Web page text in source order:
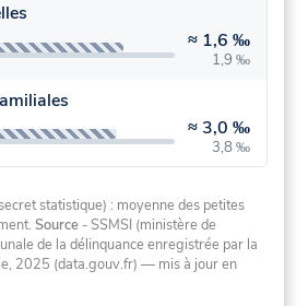
≈ 1,6 ‰
1,9 ‰
≈ 3,0 ‰
3,8 ‰
statistique) : moyenne des petites
Source - SSMSI (ministère de
de la délinquance enregistrée par la
2025 (data.gouv.fr) — mis à jour en